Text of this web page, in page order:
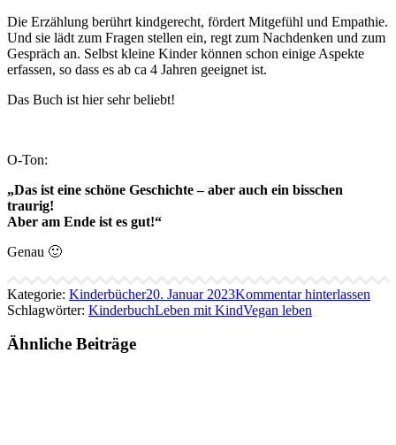
Die Erzählung berührt kindgerecht, fördert Mitgefühl und Empathie.
Und sie lädt zum Fragen stellen ein, regt zum Nachdenken und zum
Gespräch an. Selbst kleine Kinder können schon einige Aspekte
erfassen, so dass es ab ca 4 Jahren geeignet ist.
Das Buch ist hier sehr beliebt!
O-Ton:
„Das ist eine schöne Geschichte – aber auch ein bisschen
traurig!
Aber am Ende ist es gut!“
Genau 🙂
Kategorie: Kinderbücher20. Januar 2023Kommentar hinterlassen
Schlagwörter: KinderbuchLeben mit KindVegan leben
Ähnliche Beiträge